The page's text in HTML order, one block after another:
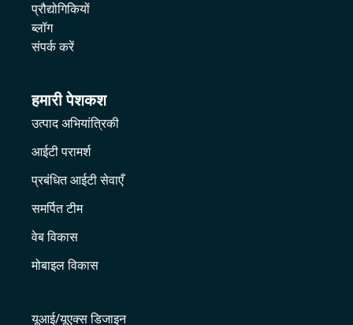
प्रौद्योगिकियों
ब्लॉग
संपर्क करें
हमारी पेशकश
उत्पाद अभियांत्रिकी
आईटी परामर्श
प्रबंधित आईटी सेवाएँ
समर्पित टीम
वेब विकास
मोबाइल विकास
यूआई/यूएक्स डिजाइन